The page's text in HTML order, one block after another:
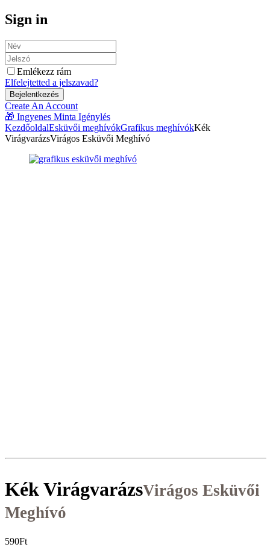
Sign in
Emlékezz rám
Elfelejtetted a jelszavad?
Create An Account
🎁 Ingyenes Minta Igénylés
KezdőoldalEsküvői meghívókGrafikus meghívókKék
VirágvarázsVirágos Esküvői Meghívó
Kék VirágvarázsVirágos Esküvői
Meghívó
590Ft